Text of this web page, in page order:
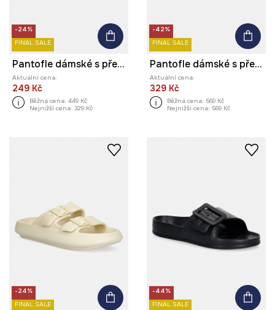
-24%
FINAL SALE
Pantofle dámské s přezkami
Aktuální cena:
249 Kč
Běžná cena: 449 Kč
Nejnižší cena: 329 Kč
-42%
FINAL SALE
Pantofle dámské s přezkami
Aktuální cena:
329 Kč
Běžná cena: 569 Kč
Nejnižší cena: 569 Kč
-24%
FINAL SALE
-44%
FINAL SALE